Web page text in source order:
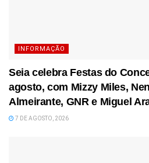
INFORMAÇÃO
Seia celebra Festas do
agosto, com Mizzy Miles,
Almeirante, GNR e Miguel
7 DE AGOSTO, 2026